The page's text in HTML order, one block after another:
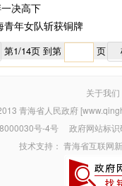
决高下
青年女队斩获铜牌
第1/14页 到第 页
关于我们
青海省人民政府
号-4号 政府网站标
技术支持：青海省互联网